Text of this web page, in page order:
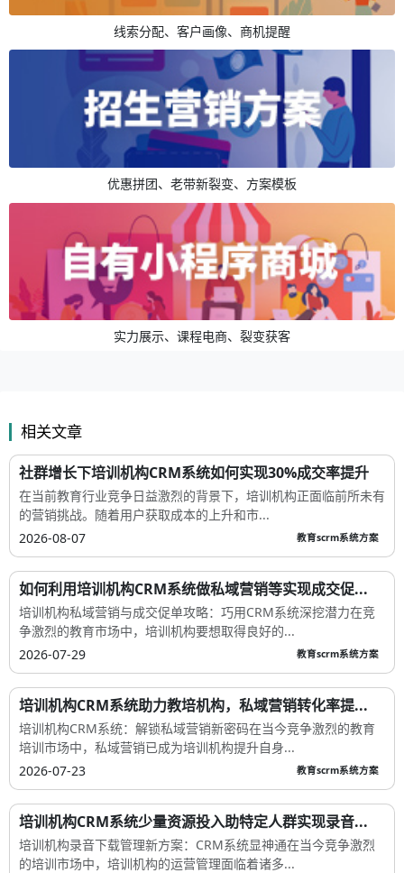
线索分配、客户画像、商机提醒
优惠拼团、老带新裂变、方案模板
实力展示、课程电商、裂变获客
相关文章
社群增长下培训机构CRM系统如何实现30%成交率提升
在当前教育行业竞争日益激烈的背景下，培训机构正面临前所未有
的营销挑战。随着用户获取成本的上升和市...
2026-08-07
教育scrm系统方案
如何利用培训机构CRM系统做私域营销等实现成交促...
培训机构私域营销与成交促单攻略：巧用CRM系统深挖潜力在竞
争激烈的教育市场中，培训机构要想取得良好的...
2026-07-29
教育scrm系统方案
培训机构CRM系统助力教培机构，私域营销转化率提...
培训机构CRM系统：解锁私域营销新密码在当今竞争激烈的教育
培训市场中，私域营销已成为培训机构提升自身...
2026-07-23
教育scrm系统方案
培训机构CRM系统少量资源投入助特定人群实现录音...
培训机构录音下载管理新方案：CRM系统显神通在当今竞争激烈
的培训市场中，培训机构的运营管理面临着诸多...